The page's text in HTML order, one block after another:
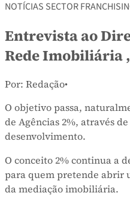
NOTÍCIAS SECTOR
Entrevista ao
Rede Imobiliária
Por: Redação•
O objetivo passa,
de Agências 2%, através
desenvolvimento.
O conceito 2% continua a
para quem pretende abrir
da mediação imobiliária.